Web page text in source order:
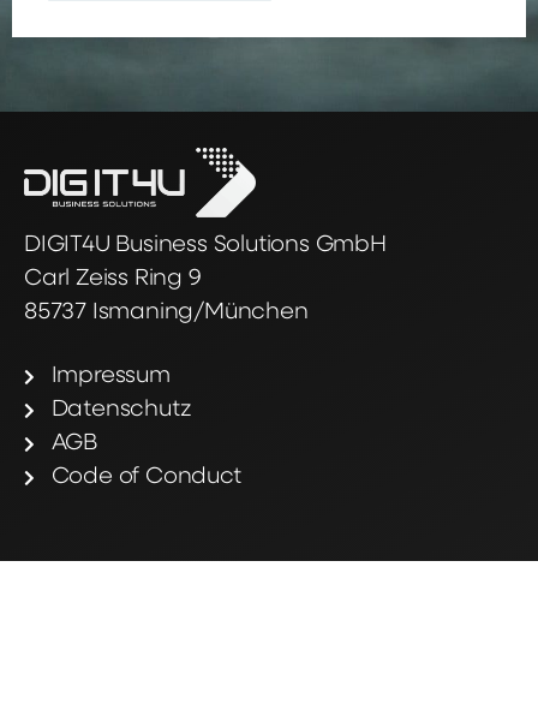
DIGIT4U Business Solutions GmbH
Carl Zeiss Ring 9
85737 Ismaning/München
Impressum
Datenschutz
AGB
Code of Conduct